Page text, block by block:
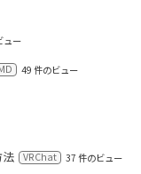
ュー
49 件のビュー
VRChat 37 件のビュー